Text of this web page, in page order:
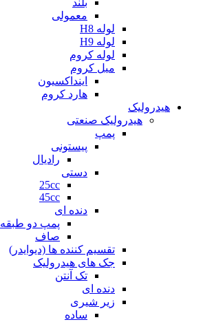
بلند
معمولی
لوله H8
لوله H9
لوله کروم
میل کروم
اینداکسیون
هارد کروم
هیدرولیک
هیدرولیک صنعتی
پمپ
پیستونی
رادیال
دستی
25cc
45cc
دنده ای
پمپ دو طبقه
صاف
تقسیم کننده ها (دیوایدر)
جک های هیدرولیک
تک آنتن
دنده ای
زیر شیری
ساده